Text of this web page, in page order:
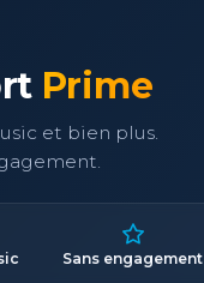
Prime
et bien plus.
Sans engagement